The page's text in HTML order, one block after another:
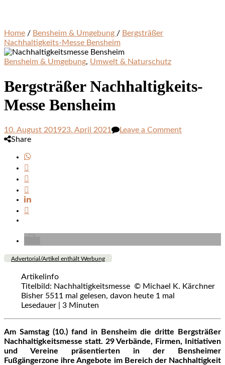
Home / Bensheim & Umgebung / Bergsträßer
Nachhaltigkeits-Messe Bensheim
Bensheim & Umgebung, Umwelt & Naturschutz
Bergsträßer Nachhaltigkeits-
Messe Bensheim
10. August 201923. April 2021 Leave a Commenton
Share
Advertorial/Artikel enthält Werbung
Artikelinfo
Titelbild: Nachhaltigkeitsmesse © Michael K. Kärchner
Bisher 5511 mal gelesen, davon heute 1 mal
Lesedauer |
3 Minuten
Am Samstag (10.) fand in Bensheim die dritte Bergsträßer
Nachhaltigkeitsmesse statt. 29 Verbände, Firmen, Initiativen
und Vereine präsentierten in der Bensheimer
Fußgängerzone ihre Angebote im Bereich der Nachhaltigkeit